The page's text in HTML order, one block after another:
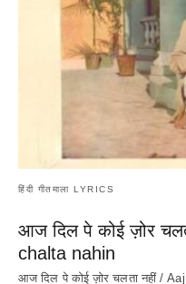
हिंदी गीतमाला LYRICS
आज दिल पे कोई ज़ोर
chalta nahin
आज दिल पे कोई ज़ोर चलता नहीं /